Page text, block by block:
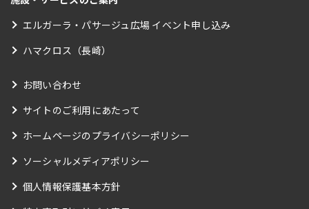
エルガーラ・パサージュ広場 イベント申し込み
ハマクロス（長崎）
お問い合わせ
サイトのご利用にあたって
ホームページのプライバシーポリシー
ソーシャルメディアポリシー
個人情報保護基本方針